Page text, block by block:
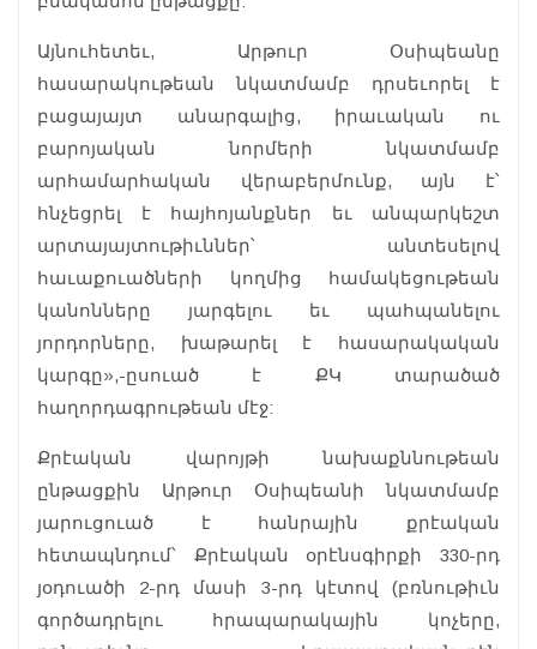
Այնուհետեւ, Արթուր Օսիպեանը
հասարակութեան նկատմամբ դրսեւորել է
բացայայտ անարգալից, իրաւական ու
բարոյական նորմերի նկատմամբ
արհամարհական վերաբերմունք, այն է՝
հնչեցրել է հայհոյանքներ եւ անպարկեշտ
արտայայտութիւններ՝ անտեսելով
հաւաքուածների կողմից համակեցութեան
կանոնները յարգելու եւ պահպանելու
յորդորները, խաթարել է հասարակական
կարգը»,-ըսուած է ՔԿ տարածած
հաղորդագրութեան մէջ:
Քրէական վարոյթի նախաքննութեան
ընթացքին Արթուր Օսիպեանի նկատմամբ
յարուցուած է հանրային քրէական
հետապնդում՝ Քրէական օրէնսգիրքի 330-րդ
յօդուածի 2-րդ մասի 3-րդ կէտով (բռնութիւն
գործադրելու հրապարակային կոչերը,